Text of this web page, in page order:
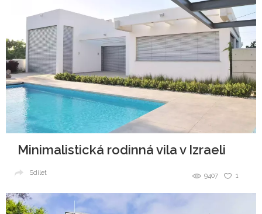
Minimalistická rodinná vila v Izraeli
1
9407
Sdílet